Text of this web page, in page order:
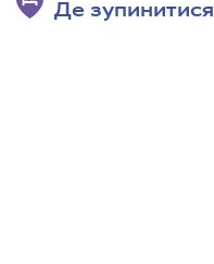
Де зупинитися